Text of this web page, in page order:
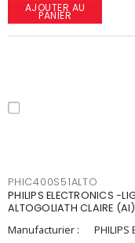
AJOUTER AU
PANIER
PHIC400S51ALTO
PHILIPS ELECTRONICS -
ALTOGOLIATH CLAIRE (AI)
Manufacturier :
PHILIPS